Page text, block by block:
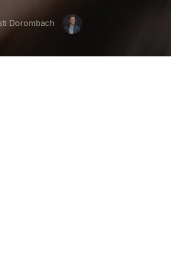
Dorombach
din 2024